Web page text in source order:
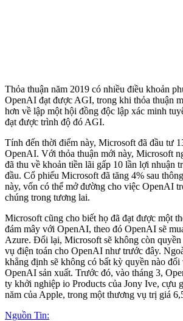
Thỏa thuận năm 2019 có nhiều điều khoản
OpenAI đạt được AGI, trong khi thỏa thuận
hơn về lập một hội đồng độc lập xác minh
đạt được trình độ đó AGI.
Tính đến thời điểm này, Microsoft đã đầu tư
OpenAI. Với thỏa thuận mới này, Microsoft
đã thu về khoản tiền lãi gấp 10 lần lợi nhuận
đầu. Cổ phiếu Microsoft đã tăng 4% sau
này, vốn có thể mở đường cho việc OpenAI
chúng trong tương lai.
Microsoft cũng cho biết họ đã đạt được một
đám mây với OpenAI, theo đó OpenAI sẽ
Azure. Đổi lại, Microsoft sẽ không còn
vụ điện toán cho OpenAI như trước đây.
khẳng định sẽ không có bất kỳ quyền nào
OpenAI sản xuất. Trước đó, vào tháng 3,
ty khởi nghiệp io Products của Jony Ive, cựu
năm của Apple, trong một thương vụ trị giá
Nguồn Tin: